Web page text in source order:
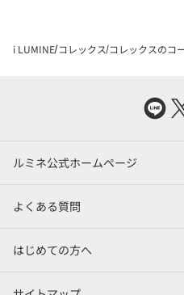
i LUMINE コレックス コレックスのコ
ルミネ公式ホームページ
よくある質問
はじめての方へ